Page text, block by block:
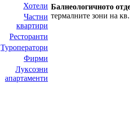
Хотели
Частни
квартири
Ресторанти
Туроператори
Фирми
Луксозни
апартаменти
Балнеологичното
термалните зони на